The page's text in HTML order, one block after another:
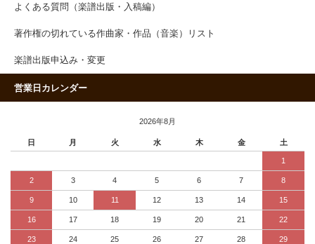
よくある質問（楽譜出版・入稿編）
著作権の切れている作曲家・作品（音楽）リスト
楽譜出版申込み・変更
営業日カレンダー
2026年8月
日 月 火 水 木 金 土
1
2 3 4 5 6 7 8
9 10 11 12 13 14 15
16 17 18 19 20 21 22
23 24 25 26 27 28 29